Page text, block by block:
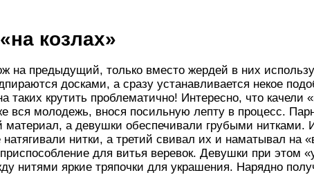
козлах»
на предыдущий, только вместо жердей в них
досками, а сразу устанавливается некое
таких крутить проблематично! Интересно, что качели
вся молодежь, внося посильную лепту в процесс.
материал, а девушки обеспечивали грубыми нитками.
натягивали нитки, а третий свивал их и наматывал на
для витья веревок. Девушки при этом
нитями яркие тряпочки для украшения. Нарядно